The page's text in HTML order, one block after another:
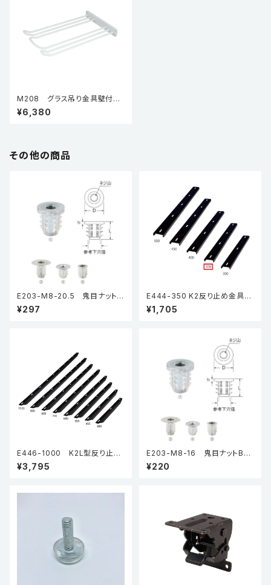
M208 グラス吊り金具壁付
型 M208-WH 白（焼付塗
装）
¥6,380
その他の商品
E203-M8-20.5 鬼目ナットB
タイプ（5個入り）
¥297
E444-350 K2反り止め金具
高さ13mm
¥1,705
E446-1000 K2L型反り止め
金具
¥3,795
E203-M8-16 鬼目ナットBタ
イプ（5個入り）
¥220